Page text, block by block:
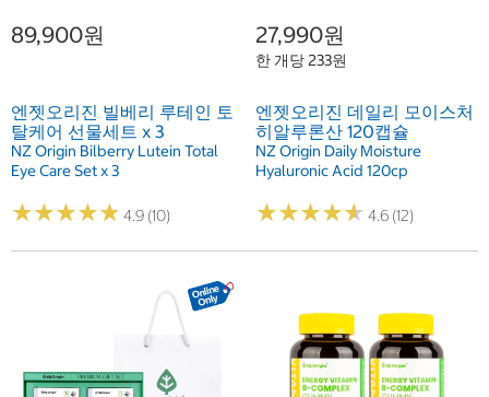
89,900원
엔젯오리진 빌베리 루테인 토
탈케어 선물세트 x 3
NZ Origin Bilberry Lutein Total
Eye Care Set x 3
★★★★★
★★★★★ 4.9 (10)
27,990원
한 개당 233원
엔젯오리진 데일리 모이스처
히알루론산 120캡슐
NZ Origin Daily Moisture
Hyaluronic Acid 120cp
★★★★★
★★★★★ 4.6 (12)